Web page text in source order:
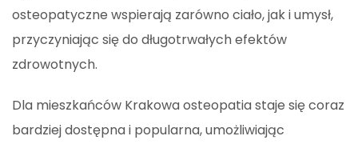
osteopatyczne wspierają zarówno ciało, jak i umysł,
przyczyniając się do długotrwałych efektów
zdrowotnych.
Dla mieszkańców Krakowa osteopatia staje się coraz
bardziej dostępna i popularna, umożliwiając